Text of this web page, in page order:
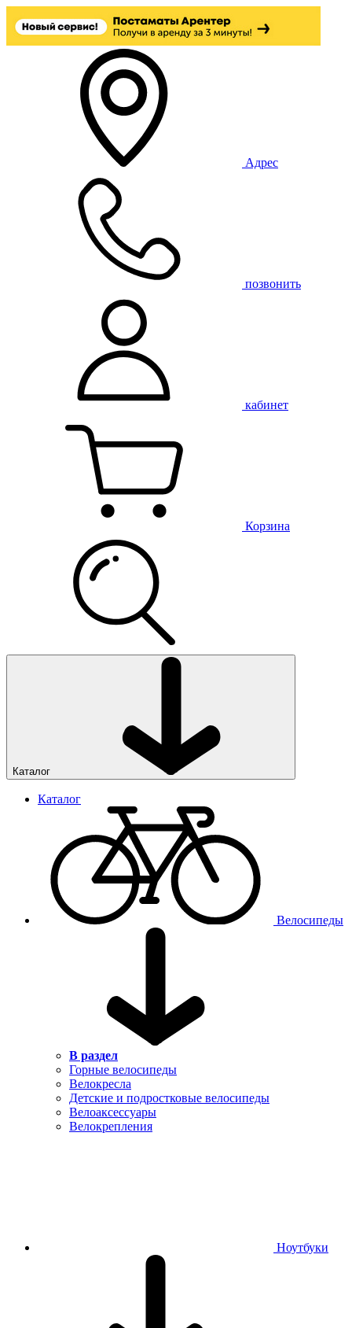
Адрес
позвонить
кабинет
Корзина
Каталог
Каталог
Велосипеды
В раздел
Горные велосипеды
Велокресла
Детские и подростковые велосипеды
Велоаксессуары
Велокрепления
Ноутбуки